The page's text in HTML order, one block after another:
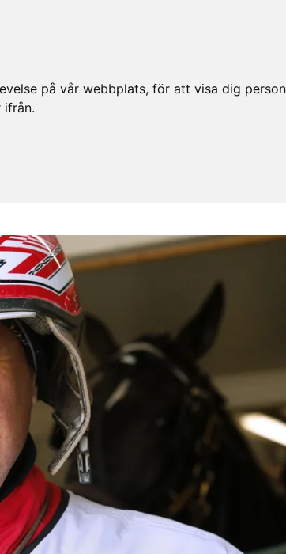
på vår webbplats, för att visa dig
ifrån.